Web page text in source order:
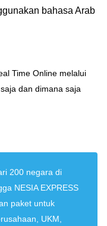
bahasa Arab
Time Online melalui
dan dimana saja
200 negara di
NESIA EXPRESS
paket untuk
UKM,